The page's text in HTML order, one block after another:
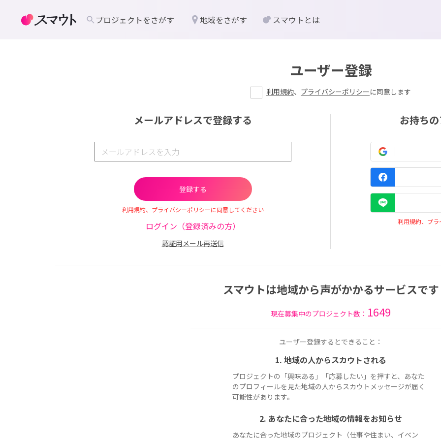
ユーザー登録
利用規約、 プライバシーポリシーに同意します
メールアドレスで登録する
利用規約、プライバシーポリシーに同意してください
ログイン（登録済みの方）
認証用メール再送信
お持ち
利用規約、プ
スマウトは地域から声がかかるサービスです
現在募集中のプロジェクト数： 1649
ユーザー登録するとできること：
1. 地域の人からスカウトされる
プロジェクトの「興味ある」「応募したい」を押すと、あなた
のプロフィールを見た地域の人からスカウトメッセージが届く
可能性があります。
2. あなたに合った地域の情報をお知らせ
あなたに合った地域のプロジェクト（仕事や住まい、イベン
プロジェクトをさがす 地域をさがす スマウトとは